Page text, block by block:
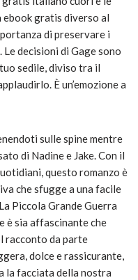
ebook gratis diverso al
di preservare i
decisioni di Gage sono
sedile, diviso tra il
È un’emozione a
sulle spine mentre
di Nadine e Jake. Con il
questo romanzo è
che sfugge a una facile
Piccola Grande Guerra
è sia affascinante che
racconto da parte
dolce e rassicurante,
la facciata della nostra